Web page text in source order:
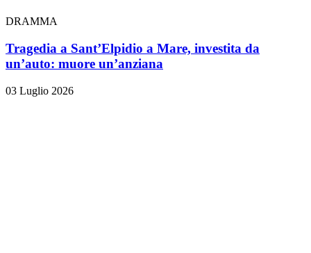
DRAMMA
Tragedia a Sant’Elpidio a Mare, investita da
un’auto: muore un’anziana
03 Luglio 2026